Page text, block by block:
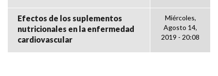
Efectos de los suplementos
nutricionales en la enfermedad
cardiovascular
Miércoles,
Agosto 14,
2019 - 20:08